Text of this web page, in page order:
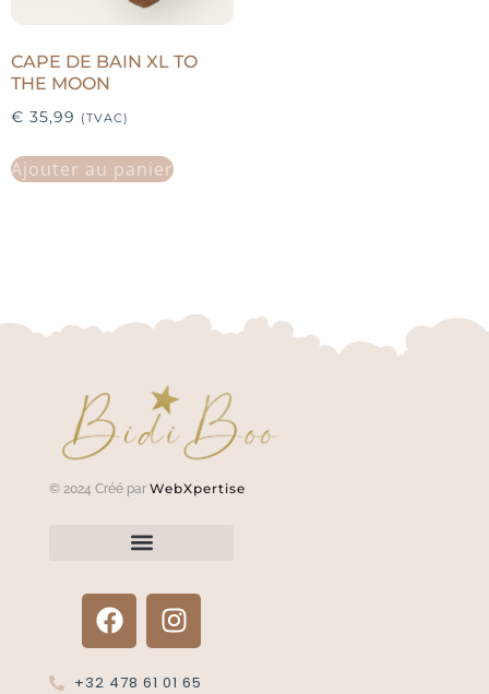
CAPE DE BAIN XL TO
THE MOON
€ 35,99 (TVAC)
Ajouter au panier
© 2024 Créé par WebXpertise
+32 478 61 01 65